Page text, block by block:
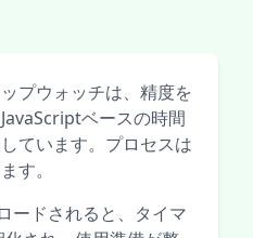
プウォッチは、精度を
ベースの時間
ています。プロセスは
す。
ードされると、タイマ